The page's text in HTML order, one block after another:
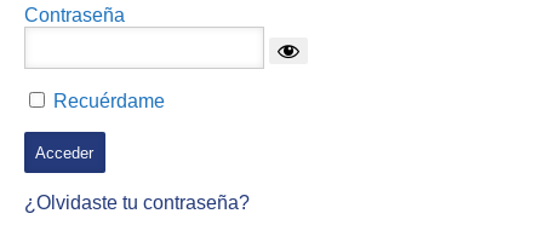
Contraseña
Recuérdame
¿Olvidaste tu contraseña?